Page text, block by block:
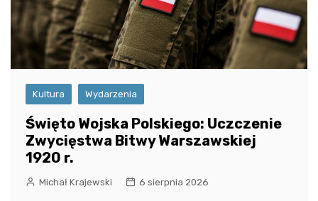
Kultura Wydarzenia
Święto Wojska Polskiego: Uczczenie
Zwycięstwa Bitwy Warszawskiej
1920 r.
Michał Krajewski 6 sierpnia 2026